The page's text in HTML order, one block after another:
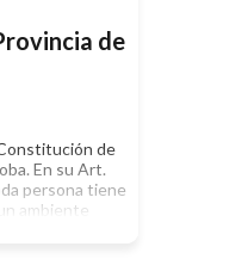
de
de
En su Art.
persona tiene
ambiente